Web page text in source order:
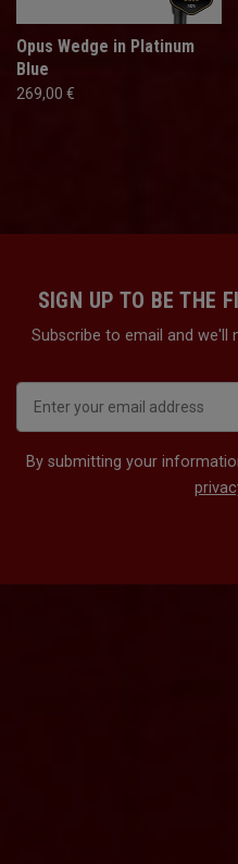
Opus Wedge in Platinum
Blue
269,00 €
SIGN UP TO BE THE
Subscribe to email and we'll
By submitting your